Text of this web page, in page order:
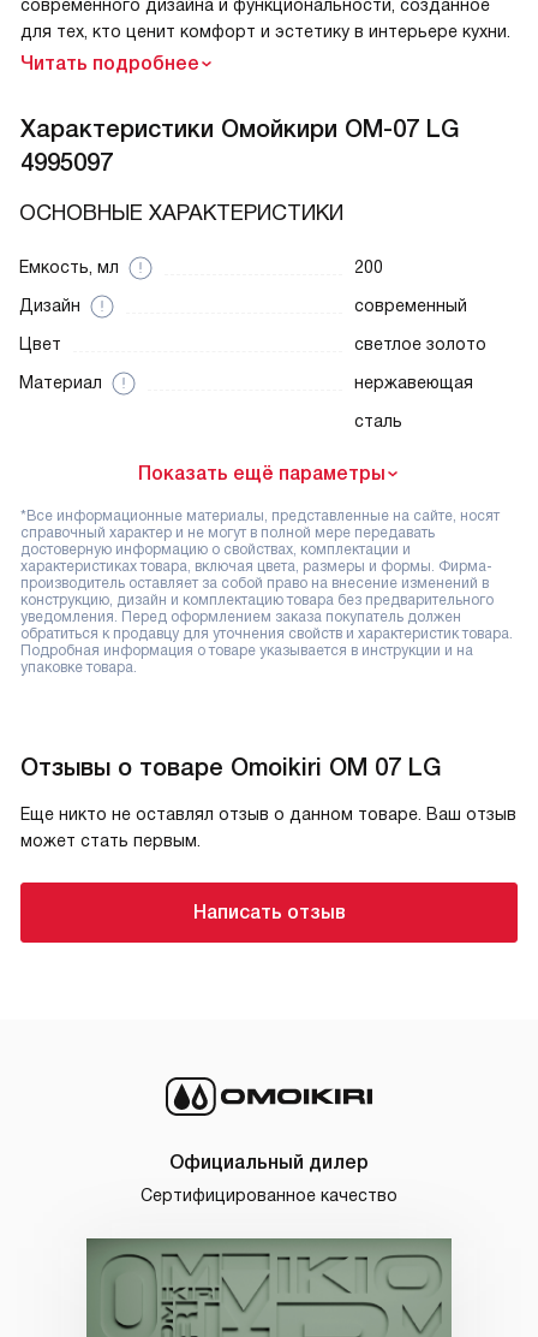
современного дизайна и функциональности, созданное
для тех, кто ценит комфорт и эстетику в интерьере кухни.
Читать подробнее
Характеристики Омойкири OM-07 LG
4995097
ОСНОВНЫЕ ХАРАКТЕРИСТИКИ
Емкость, мл
200
Дизайн
современный
Цвет
светлое золото
Материал
нержавеющая
сталь
Показать ещё параметры
*Все информационные материалы, представленные на сайте, носят
справочный характер и не могут в полной мере передавать
достоверную информацию о свойствах, комплектации и
характеристиках товара, включая цвета, размеры и формы. Фирма-
производитель оставляет за собой право на внесение изменений в
конструкцию, дизайн и комплектацию товара без предварительного
уведомления. Перед оформлением заказа покупатель должен
обратиться к продавцу для уточнения свойств и характеристик товара.
Подробная информация о товаре указывается в инструкции и на
упаковке товара.
Отзывы о товаре Omoikiri OM 07 LG
Еще никто не оставлял отзыв о данном товаре. Ваш отзыв
может стать первым.
Написать отзыв
Официальный дилер
Сертифицированное качество